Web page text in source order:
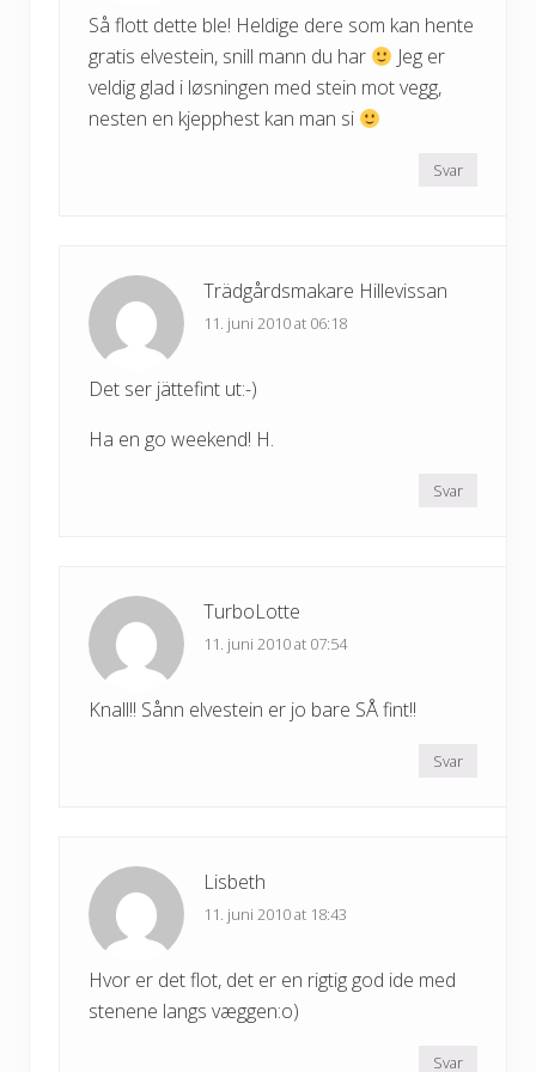
Så flott dette ble! Heldige dere som kan hente
gratis elvestein, snill mann du har
Jeg er
veldig glad i løsningen med stein mot vegg,
nesten en kjepphest kan man si
Svar
Trädgårdsmakare Hillevissan
11. juni 2010 at 06:18
Det ser jättefint ut:-)
Ha en go weekend! H.
Svar
TurboLotte
11. juni 2010 at 07:54
Knall!! Sånn elvestein er jo bare SÅ fint!!
Svar
Lisbeth
11. juni 2010 at 18:43
Hvor er det flot, det er en rigtig god ide med
stenene langs væggen:o)
Svar